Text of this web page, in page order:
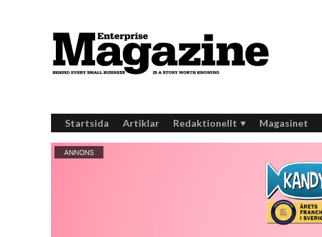
Startsida Artiklar Redaktionellt Magasinet